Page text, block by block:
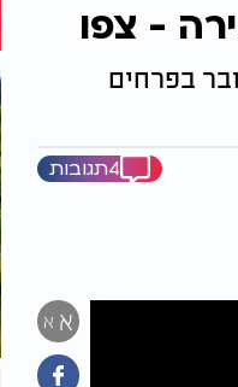
- צפו
בפרחים
4תגובות
א א